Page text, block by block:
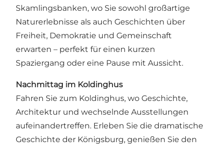
Skamlingsbanken, wo Sie sowohl großartige
Naturerlebnisse als auch Geschichten über
Freiheit, Demokratie und Gemeinschaft
erwarten – perfekt für einen kurzen
Spaziergang oder eine Pause mit Aussicht.
Nachmittag im Koldinghus
Fahren Sie zum Koldinghus, wo Geschichte,
Architektur und wechselnde Ausstellungen
aufeinandertreffen. Erleben Sie die dramatische
Geschichte der Königsburg, genießen Sie den